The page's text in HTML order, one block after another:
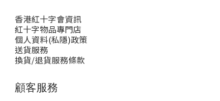
香港紅十字會資訊
紅十字物品專門店
個人資料(私隱)政策
送貨服務
換貨/退貨服務條款
顧客服務